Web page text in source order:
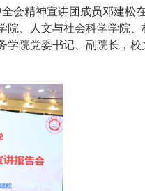
会精神宣讲团成员邓建松
院、人文与社会科学学院、
学院党委书记、副院长，校